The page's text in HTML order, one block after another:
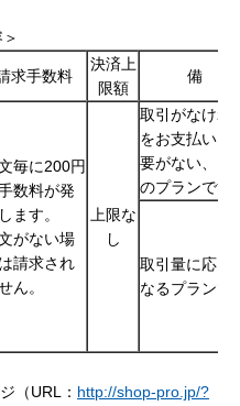
求手数料
決済上
限額
備
毎に200円
数料が発
ます。
がない場
請求され
ん。
上限な
し
取引がなけれ
をお支払いい
要がない、リ
のプランです
取引量に応じ
なるプランで
（URL： http://shop-pro.jp/?